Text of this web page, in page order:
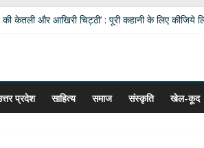
की केतली और आखिरी चिट्ठी’ : पूरी कहानी के लिए कीजिये
मूल की बेंगलुरु की साहित्यकार दीपाली पंत तिवारी
प्रदेश साहित्य समाज संस्कृति खेल-कूद